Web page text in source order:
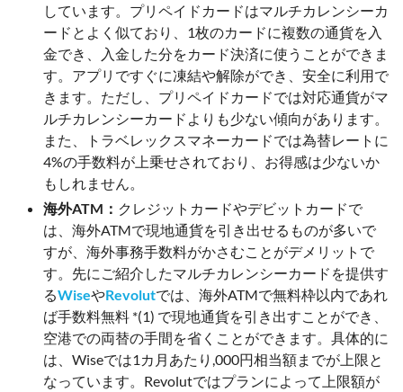
しています。プリペイドカードはマルチカレンシーカ
ードとよく似ており、1枚のカードに複数の通貨を入
金でき、入金した分をカード決済に使うことができま
す。アプリですぐに凍結や解除ができ、安全に利用で
きます。ただし、プリペイドカードでは対応通貨がマ
ルチカレンシーカードよりも少ない傾向があります。
また、トラベレックスマネーカードでは為替レートに
4%の手数料が上乗せされており、お得感は少ないか
もしれません。
海外ATM： クレジットカードやデビットカードで
は、海外ATMで現地通貨を引き出せるものが多いで
すが、海外事務手数料がかさむことがデメリットで
す。先にご紹介したマルチカレンシーカードを提供す
るWiseやRevolutでは、海外ATMで無料枠以内であれ
ば手数料無料 *(1) で現地通貨を引き出すことができ、
空港での両替の手間を省くことができます。具体的に
は、Wiseでは1カ月あたり,000円相当額までが上限と
なっています。Revolutではプランによって上限額が